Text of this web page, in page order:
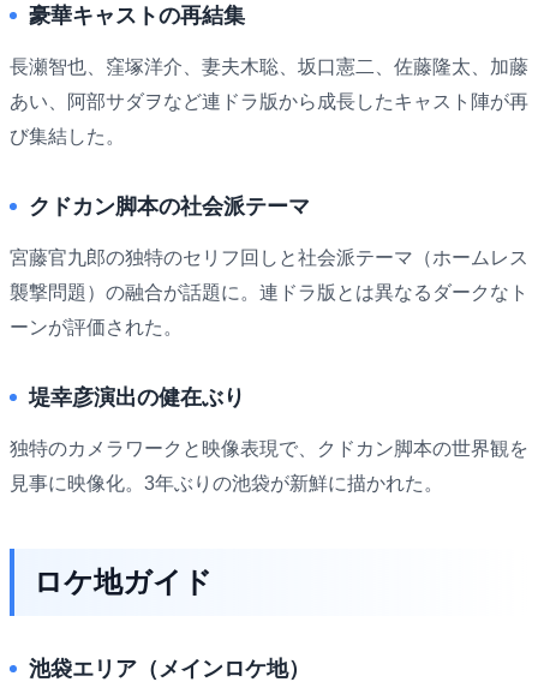
豪華キャストの再結集
長瀬智也、窪塚洋介、妻夫木聡、坂口憲二、佐藤隆太、加藤
あい、阿部サダヲなど連ドラ版から成長したキャスト陣が再
び集結した。
クドカン脚本の社会派テーマ
宮藤官九郎の独特のセリフ回しと社会派テーマ（ホームレス
襲撃問題）の融合が話題に。連ドラ版とは異なるダークなト
ーンが評価された。
堤幸彦演出の健在ぶり
独特のカメラワークと映像表現で、クドカン脚本の世界観を
見事に映像化。3年ぶりの池袋が新鮮に描かれた。
ロケ地ガイド
池袋エリア（メインロケ地）